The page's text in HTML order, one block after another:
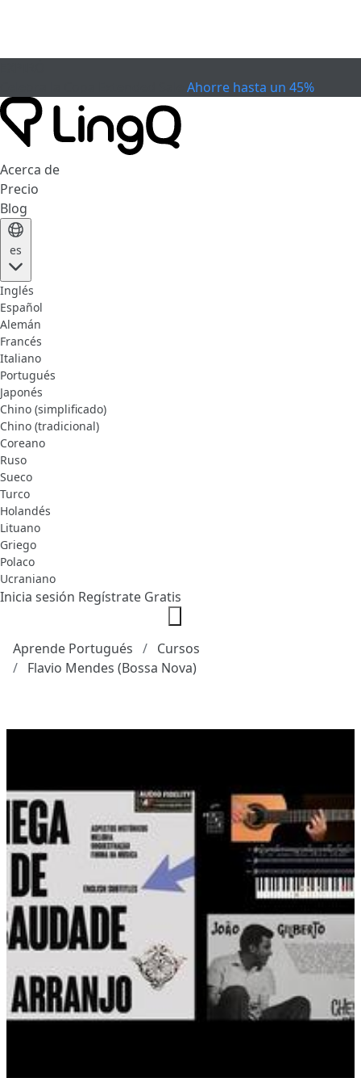
Ahorre hasta un 45%
Acerca de
Precio
Blog
es
Inglés
Español
Alemán
Francés
Italiano
Portugués
Japonés
Chino (simplificado)
Chino (tradicional)
Coreano
Ruso
Sueco
Turco
Holandés
Lituano
Griego
Polaco
Ucraniano
Inicia sesión Regístrate Gratis
Aprende Portugués
Cursos
Flavio Mendes (Bossa Nova)